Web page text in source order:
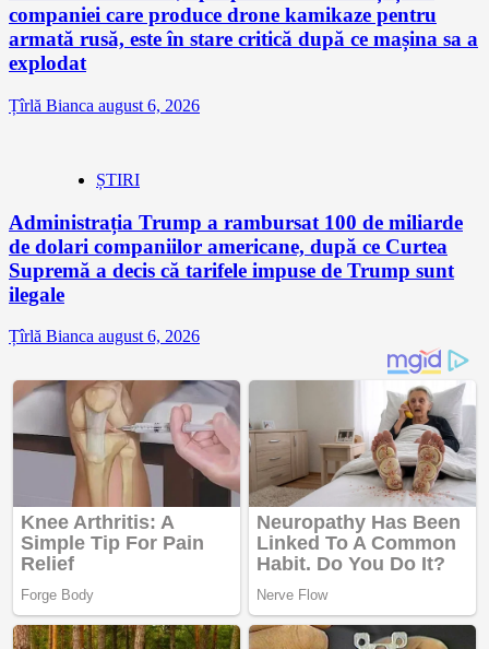
companiei care produce drone kamikaze pentru
armată rusă, este în stare critică după ce mașina sa a
explodat
Țîrlă Bianca august 6, 2026
ȘTIRI
Administrația Trump a rambursat 100 de miliarde
de dolari companiilor americane, după ce Curtea
Supremă a decis că tarifele impuse de Trump sunt
ilegale
Țîrlă Bianca august 6, 2026